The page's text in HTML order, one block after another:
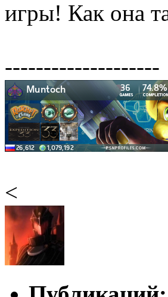
игры! Как она
--------------------
<